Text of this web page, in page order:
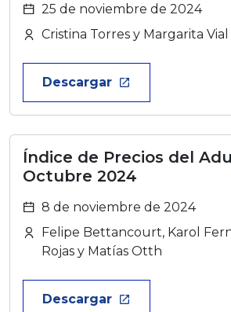
25 de noviembre de 2024
Cristina Torres y Margarita Vial
Descargar launch
Índice de Precios del
Octubre 2024
8 de noviembre de 2024
Felipe Bettancourt, Karol
Rojas y Matías Otth
Descargar launch